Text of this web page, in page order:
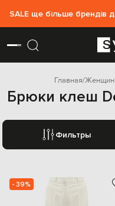
SALE ще більше брендів
Главная
Брюки клеш
Фильтры
- 39%